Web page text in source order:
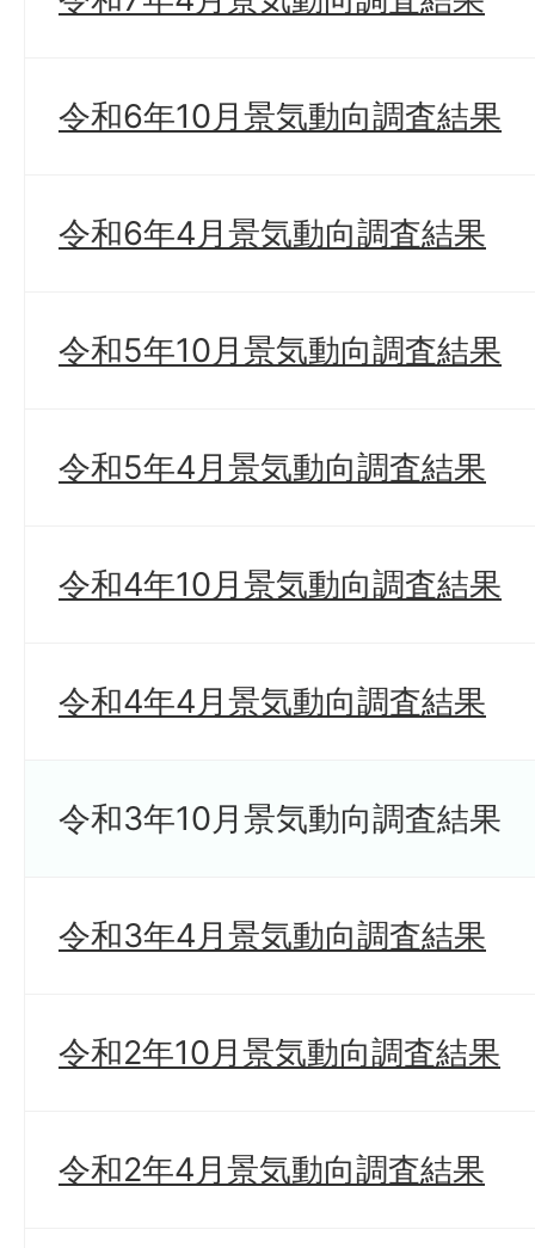
令和6年10月景気動向調査結果
令和6年4月景気動向調査結果
令和5年10月景気動向調査結果
令和5年4月景気動向調査結果
令和4年10月景気動向調査結果
令和4年4月景気動向調査結果
令和3年10月景気動向調査結果
令和3年4月景気動向調査結果
令和2年10月景気動向調査結果
令和2年4月景気動向調査結果